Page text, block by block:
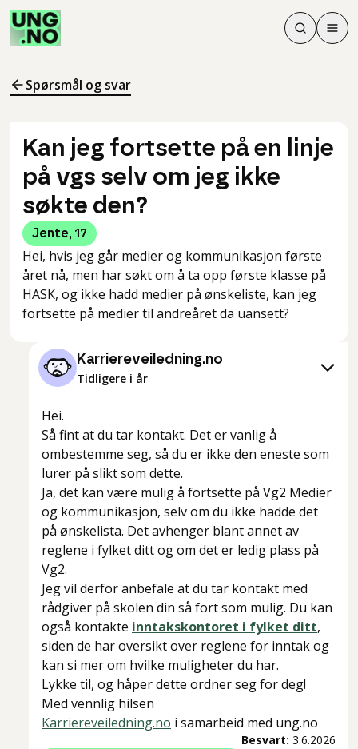
Søk
Søk
Meny
Spørsmål og svar
Kan jeg fortsette på en linje
på vgs selv om jeg ikke
søkte den?
Jente, 17
Hei, hvis jeg går medier og kommunikasjon første
året nå, men har søkt om å ta opp første klasse på
HASK, og ikke hadd medier på ønskeliste, kan jeg
fortsette på medier til andreåret da uansett?
Karriereveiledning.no
Tidligere i år
Hei.
Så fint at du tar kontakt. Det er vanlig å
ombestemme seg, så du er ikke den eneste som
lurer på slikt som dette.
Ja, det kan være mulig å fortsette på Vg2 Medier
og kommunikasjon, selv om du ikke hadde det
på ønskelista. Det avhenger blant annet av
reglene i fylket ditt og om det er ledig plass på
Vg2.
Jeg vil derfor anbefale at du tar kontakt med
rådgiver på skolen din så fort som mulig. Du kan
også kontakte inntakskontoret i fylket ditt,
siden de har oversikt over reglene for inntak og
kan si mer om hvilke muligheter du har.
Lykke til, og håper dette ordner seg for deg!
Med vennlig hilsen
Karriereveiledning.no i samarbeid med ung.no
Besvart: 3.6.2026